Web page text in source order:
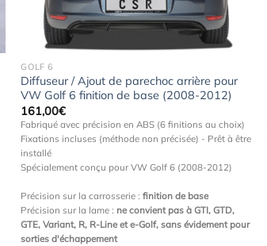
GOLF 6
Diffuseur / Ajout de parechoc arrière pour
VW Golf 6 finition de base (2008-2012)
161,00€
Fabriqué avec précision en ABS (6 finitions au choix)
Fixations incluses (méthode non précisée) - Prêt à être
installé
Spécialement conçu pour VW Golf 6 (2008-2012)
Précision sur la carrosserie :finition de base
Précision sur la lame : ne convient pas à GTI, GTD,
GTE, Variant, R, R-Line et e-Golf, sans évidement pour
sorties d'échappement